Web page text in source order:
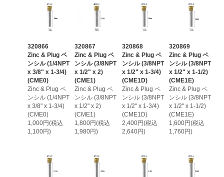
320866
Zinc & Plug ペ
ンシル (1/4NPT
x 3/8" x 1-3/4)
(CME0)
Zinc & Plug ペ
ンシル (1/4NPT
x 3/8" x 1-3/4)
(CME0)
1,000円(税込
1,100円)
320867
Zinc & Plug ペ
ンシル (3/8NPT
x 1/2" x 2)
(CME1)
Zinc & Plug ペ
ンシル (3/8NPT
x 1/2" x 2)
(CME1)
1,800円(税込
1,980円)
320868
Zinc & Plug ペ
ンシル (3/8NPT
x 1/2" x 1-3/4)
(CME1D)
Zinc & Plug ペ
ンシル (3/8NPT
x 1/2" x 1-3/4)
(CME1D)
2,400円(税込
2,640円)
320869
Zinc & Plug ペ
ンシル (3/8NPT
x 1/2" x 1-1/2)
(CME1E)
Zinc & Plug ペ
ンシル (3/8NPT
x 1/2" x 1-1/2)
(CME1E)
1,600円(税込
1,760円)